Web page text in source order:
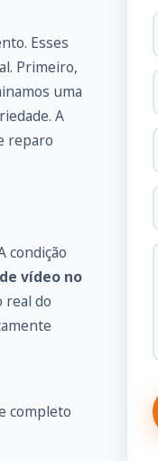
Esses
Primeiro,
uma
A
reparo
condição
vídeo no
real do
completo